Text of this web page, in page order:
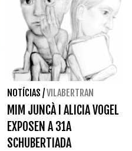
NOTÍCIAS /VILABERTRAN
MIM JUNCÀ I ALICIA VOGEL
EXPOSEN A 31A
SCHUBERTIADA